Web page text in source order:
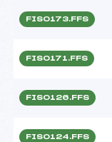
FIS0173.FFS
FIS0171.FFS
FIS0126.FFS
FIS0124.FFS